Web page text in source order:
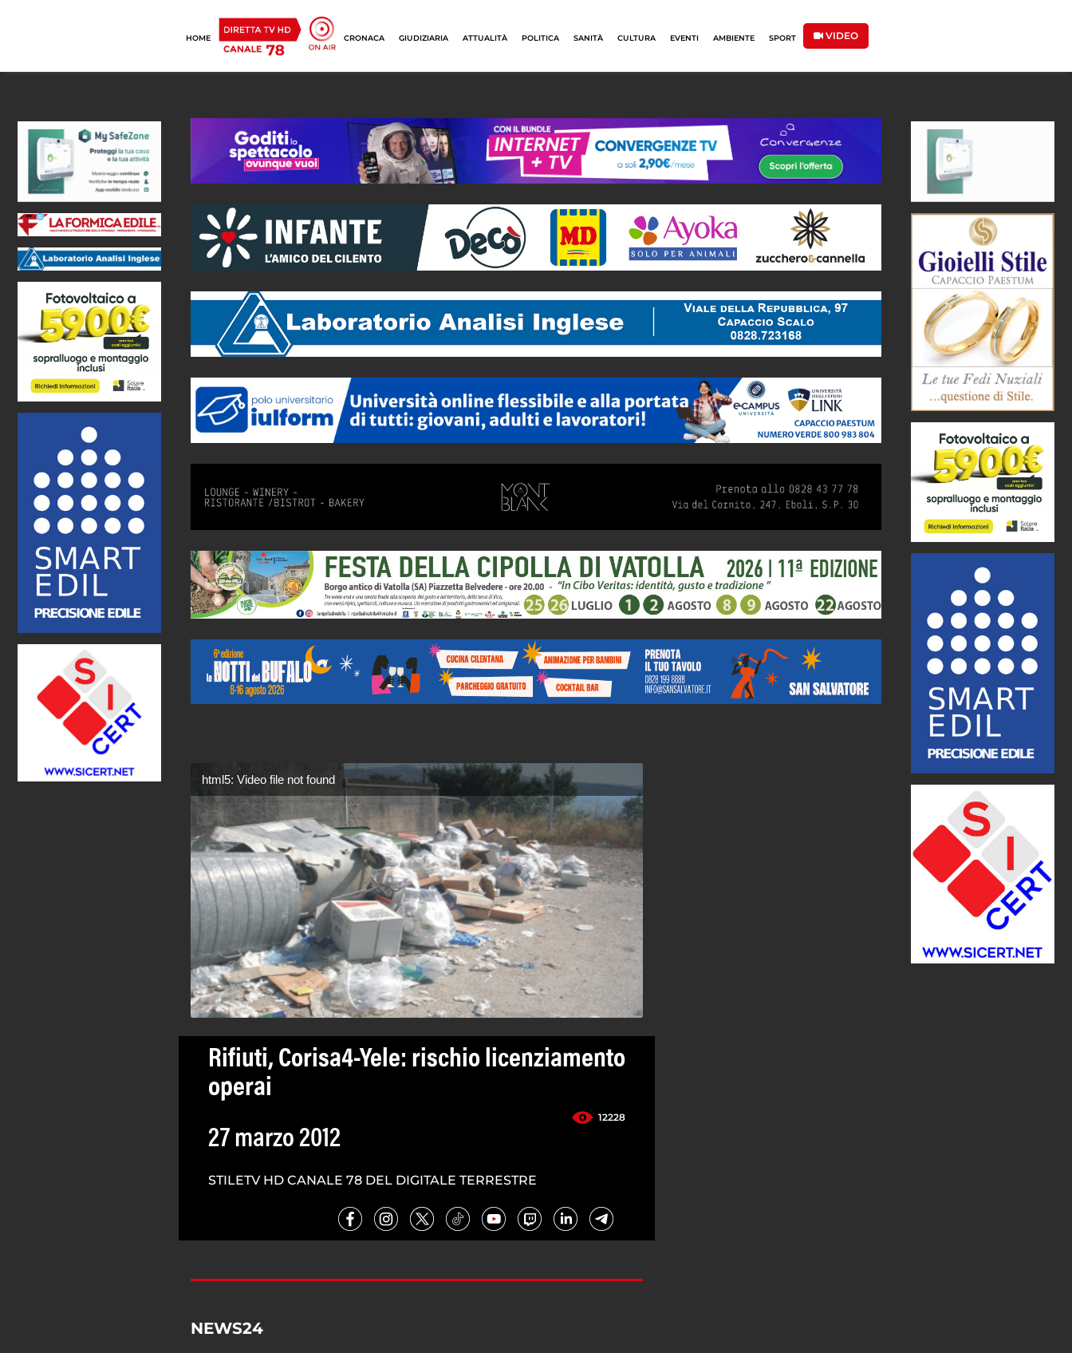
HOME CRONACA GIUDIZIARIA ATTUALITÀ POLITICA SANITÀ CULTURA EVENTI AMBIENTE SPORT VIDEO
html5: Video file not found
Rifiuti, Corisa4-Yele: rischio licenziamento
operai
12228
27 marzo 2012
STILETV HD CANALE 78 DEL DIGITALE TERRESTRE
NEWS24